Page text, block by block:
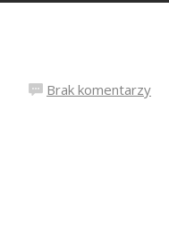
Brak komentarzy